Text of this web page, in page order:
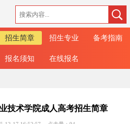
招生简章 招生专业 备考指南
报名须知 在线报名
技术学院成人高考招生简章